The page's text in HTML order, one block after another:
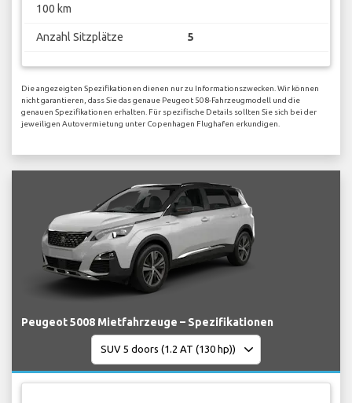
100 km
Anzahl Sitzplätze 5
Die angezeigten Spezifikationen dienen nur zu Informationszwecken. Wir können
nicht garantieren, dass Sie das genaue Peugeot 508-Fahrzeugmodell und die
genauen Spezifikationen erhalten. Für spezifische Details sollten Sie sich bei der
jeweiligen Autovermietung unter Copenhagen Flughafen erkundigen.
Peugeot 5008 Mietfahrzeuge – Spezifikationen